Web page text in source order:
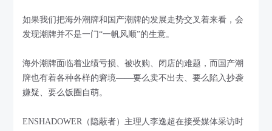
如果我们把海外潮牌和国产潮牌的发展走势交叉着来看，会
发现潮牌并不是一门“一帆风顺”的生意。
海外潮牌面临着业绩亏损、被收购、闭店的难题，而国产潮
牌也有着各种各样的窘境——要么卖不出去、要么陷入抄袭
嫌疑、要么饭圈自萌。
ENSHADOWER（隐蔽者）主理人李逸超在接受媒体采访时